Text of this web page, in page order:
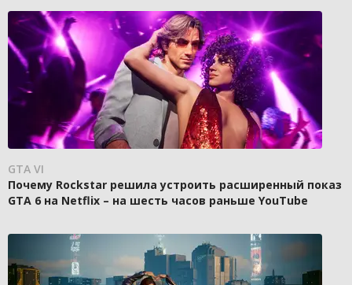
GTA VI
Почему Rockstar решила устроить расширенный показ
GTA 6 на Netflix – на шесть часов раньше YouTube